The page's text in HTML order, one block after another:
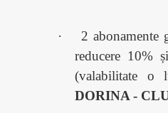
·
2 abonamente
reducere 10%
(valabilitate o
DORINA -